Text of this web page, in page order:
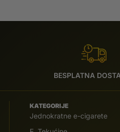
BESPLATNA
KATEGORIJE
Jednokratne e-cigarete